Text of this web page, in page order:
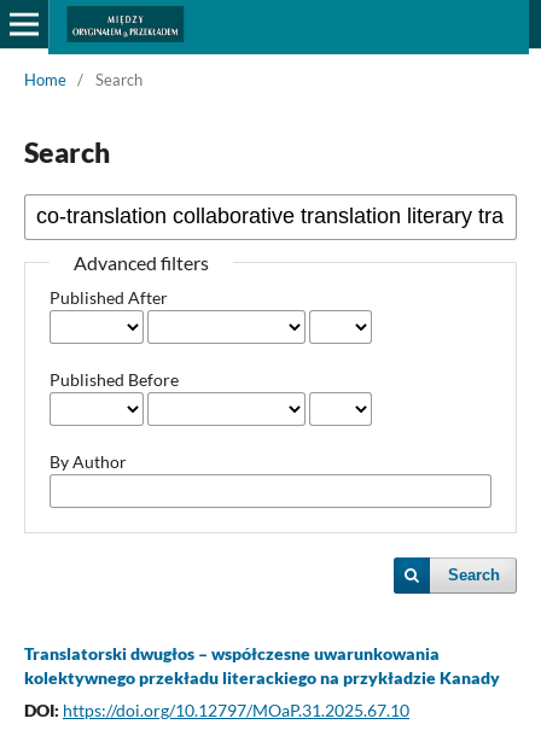
Home / Search
Search
Advanced filters
Published After
Published Before
By Author
Search
Translatorski dwugłos – współczesne uwarunkowania
kolektywnego przekładu literackiego na przykładzie Kanady
DOI: https://doi.org/10.12797/MOaP.31.2025.67.10